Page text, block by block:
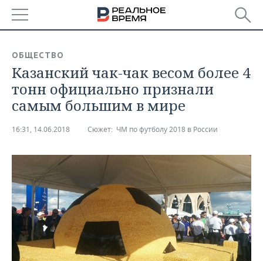
БАШКОРТОСТАН
ТАТАРСТАН
НОВОСТИ
АНАЛИТИКА
КОРОЛИ ГОСЗАКАЗА ПФО
ВУЗЫ ТАТАРСТАНА
КОМУ ПРИНАДЛЕЖАТ
ТОРГОВЫЕ ЦЕНТРЫ
ТАТАРСТАНА
ФИНАНСЫ
БАНКИ
БЮДЖЕТ
ИНВЕСТИЦИИ
НОВОСТИ
ПРОМЫШЛЕННОСТИ
АГРОПРОМ
МАШИНОСТРОЕНИЕ
НЕДВИЖИМОСТЬ
НОВОСТИ НЕДВИЖИМОСТИ
АВТО
НОВОСТИ АВТО
БИЗНЕС
НОВОСТИ БИЗНЕСА
ТЕХНОЛОГИИ
ОБЩЕСТВО
Казанский чак-чак весом более 4
тонн официально признали
самым большим в мире
16:31, 14.06.2018 Сюжет: ЧМ по футболу 2018 в России